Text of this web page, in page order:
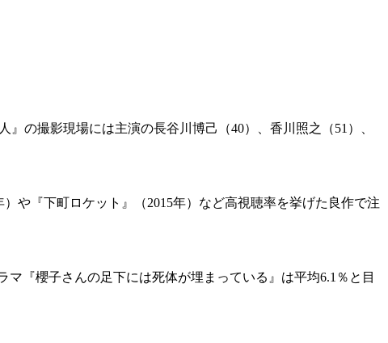
の撮影現場には主演の長谷川博己（40）、香川照之（51）、
や『下町ロケット』（2015年）など高視聴率を挙げた良作で注
『櫻子さんの足下には死体が埋まっている』は平均6.1％と目